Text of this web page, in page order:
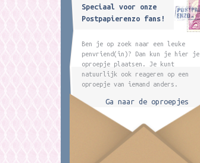
Speciaal voor onze
Postpapierenzo fans!
Ben je op zoek naar een leuke
penvriend(in)? Dan kun je hier je
oproepje plaatsen. Je kunt
natuurlijk ook reageren op een
oproepje van iemand anders.
Ga naar de oproepjes